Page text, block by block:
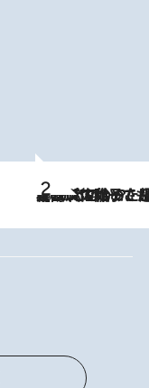
2026.8.5
【阿川佐和子さんの年とる力】なぜ70代で始めた趣味は“こんなに楽しい”のか？ ピアノ、俳句…スランプに陥っても続けられる“ある秘訣”とは